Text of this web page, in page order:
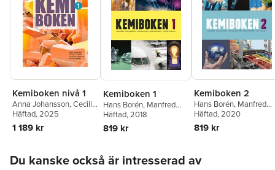
Kemiboken nivå 1
Anna Johansson,Cecilia
Stenberg,Sten-Åke
Sundkvist
Wästeby
Häftad, 2025
1 189 kr
Kemiboken 1
Hans Borén, Manfred
Börner,Anna Johansson
Maud Ragnarsson
Åke Sundkvist
Häftad, 2018
819 kr
Kemiboken 2
Hans Borén, Manfred
Börner,Anna
Johanna Lundström
Maud Ragnarsson
Wästeby
Häftad, 2020
819 kr
Du kanske också är intresserad av